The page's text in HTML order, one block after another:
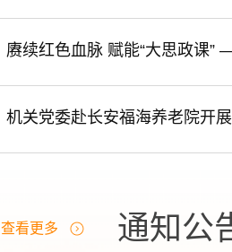
查看更多 通知公